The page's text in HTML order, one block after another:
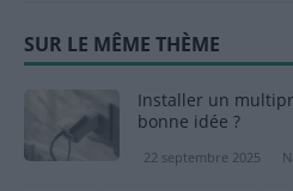
SUR LE MÊME THÈME
Installer un
bonne idée ?
22 septembre 2025